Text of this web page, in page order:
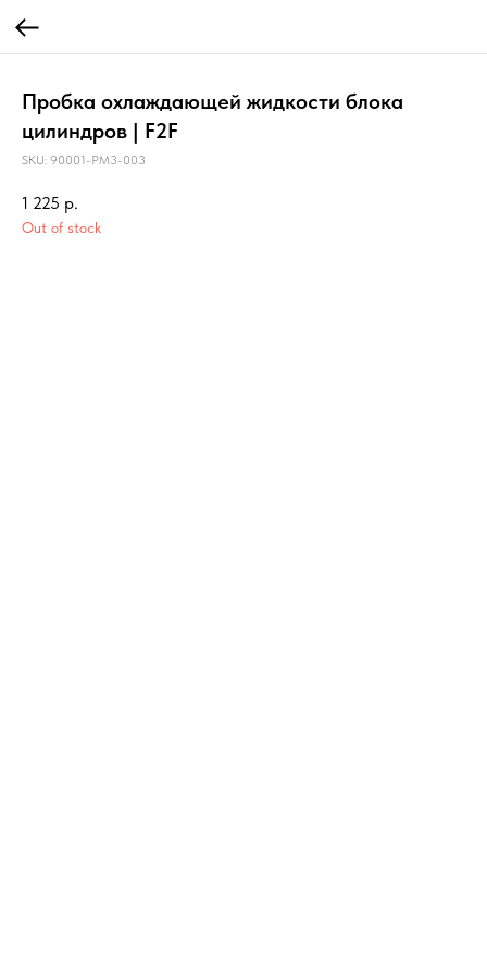
Пробка охлаждающей жидкости блока
цилиндров | F2F
SKU: 90001-PM3-003
1 225 р.
Out of stock